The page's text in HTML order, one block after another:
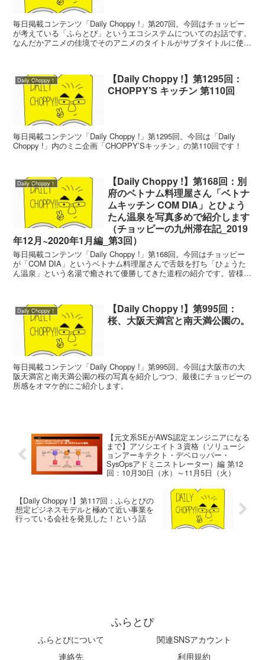
毎日掲載コンテンツ「Daily Choppy !」第207回。今回はチョッピー
が考えている「ふらとぴ」というエコシステムについてのお話です。
なんだかアニメの佳境でそのアニメのタイトルがサブタイトルに使わ
Daily Choppy！
【Daily Choppy !】第1295回：
CHOPPY’S キッチン 第110回
毎日掲載コンテンツ「Daily Choppy !」第1295回。今回は「Daily
Choppy !」内のミニ企画「CHOPPY’Sキッチン」の第110回です！
Daily Choppy！
【Daily Choppy !】第168回：別
府のベトナム料理屋さん「ベトナ
ムキッチン COM DIA」とひょう
たん温泉を写真多めで紹介します
（チョッピーの九州滞在記_2019
年12月~2020年1月編_第3回）
毎日掲載コンテンツ「Daily Choppy !」第168回。今回はチョッピー
が「COM DIA」というベトナム料理屋さんで舌鼓を打ち「ひょうた
ん温泉」という名湯で癒されて優勝してきた道程の紹介です。皆様も
Daily Choppy！
【Daily Choppy !】第995回：
桜、大阪天満宮と南天満公園の。
毎日掲載コンテンツ「Daily Choppy !」第995回。今回は大阪市の大
阪天満宮と南天満公園の桜の写真を紹介しつつ、最後にチョッピーの
所感をオマケ的にご紹介します。
【元文系SEがAWS認定エンジニアになる
まで】アソシエイト３資格（ソリューシ
ョンアーキテクト・デベロッパー・
SysOpsアドミニストレーター）編 第12
回：10月30日（水）～11月5日（火）
【Daily Choppy !】第117回：ふらとぴの
想定ビジネスモデルと極めて近い事業を
行っている会社を発見した！という話
ふらとぴ
ふらとぴについて
関連SNSアカウント
連絡先
利用規約